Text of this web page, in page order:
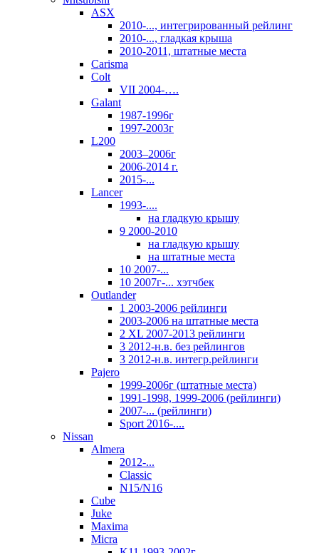
ASX
2010-..., интегрированный рейлинг
2010-..., гладкая крыша
2010-2011, штатные места
Carisma
Colt
VII 2004-….
Galant
1987-1996г
1997-2003г
L200
2003–2006г
2006-2014 г.
2015-...
Lancer
1993-....
на гладкую крышу
9 2000-2010
на гладкую крышу
на штатные места
10 2007-...
10 2007г-... хэтчбек
Outlander
1 2003-2006 рейлинги
2003-2006 на штатные места
2 XL 2007-2013 рейлинги
3 2012-н.в. без рейлингов
3 2012-н.в. интегр.рейлинги
Pajero
1999-2006г (штатные места)
1991-1998, 1999-2006 (рейлинги)
2007-... (рейлинги)
Sport 2016-....
Nissan
Almera
2012-...
Classic
N15/N16
Cube
Juke
Maxima
Micra